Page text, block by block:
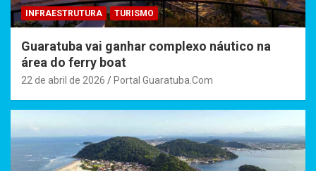
INFRAESTRUTURA TURISMO
Guaratuba vai ganhar complexo náutico na
área do ferry boat
22 de abril de 2026 Portal Guaratuba.Com